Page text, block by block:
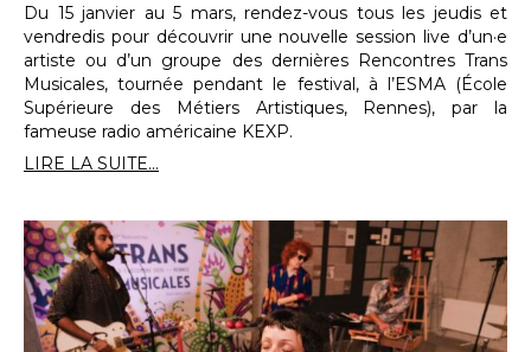
Du 15 janvier au 5 mars, rendez-vous tous les jeudis et
vendredis pour découvrir une nouvelle session live d’un·e
artiste ou d’un groupe des dernières Rencontres Trans
Musicales, tournée pendant le festival, à l’ESMA (École
Supérieure des Métiers Artistiques, Rennes), par la
fameuse radio américaine KEXP.
LIRE LA SUITE...